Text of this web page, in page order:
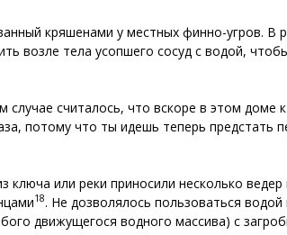
кряшенами у местных финно-угров. В
возле тела усопшего сосуд с водой,
считалось, что вскоре в этом доме
потому что ты идешь теперь предстать
или реки приносили несколько
18. Не дозволялось пользоваться водой
движущегося водного массива) с